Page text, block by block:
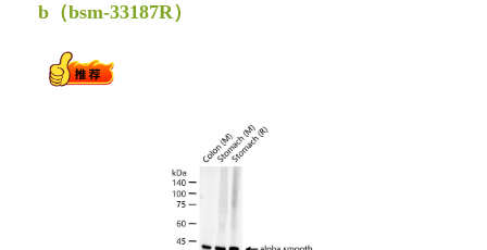
b （bsm-33187R）